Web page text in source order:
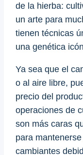
de la hierba:
un arte para
tienen técnicas
una genética
Ya sea que el
o al aire libre,
precio del
operaciones de
son más caras
para
cambiantes